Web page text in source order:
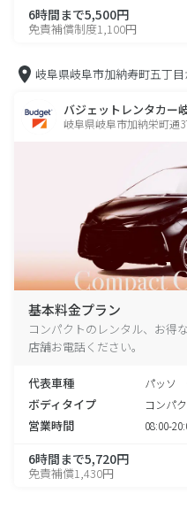
6時間まで5,500円
免責補償制度1,100円
岐阜県岐阜市加納寿町五丁目
バジェットレンタカー
岐阜県岐阜市加納栄町通
基本料金プラン
コンパクトのレンタル、お得
店舗お電話ください。
代表車種 パッソ
ボディタイプ コンパ
営業時間 08:00-
6時間まで5,720円
免責補償1,430円